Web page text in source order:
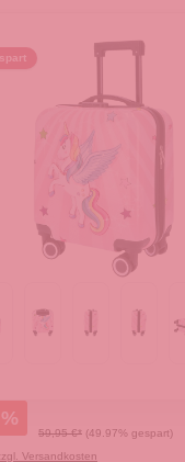
%
59,95 €* (49.97% gespart)
Versandkosten